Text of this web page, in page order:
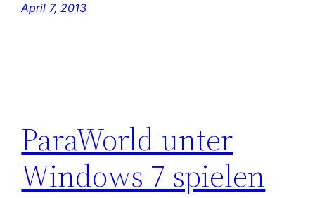
April 7, 2013
ParaWorld unter
Windows 7 spielen